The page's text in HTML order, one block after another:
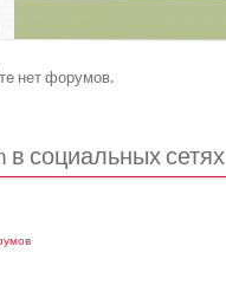
нет форумов.
в социальных сетях